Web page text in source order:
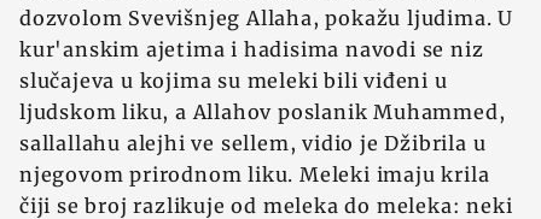
dozvolom Svevišnjeg Allaha, pokažu ljudima. U
kur'anskim ajetima i hadisima navodi se niz
slučajeva u kojima su meleki bili viđeni u
ljudskom liku, a Allahov poslanik Muhammed,
sallallahu alejhi ve sellem, vidio je Džibrila u
njegovom prirodnom liku. Meleki imaju krila
čiji se broj razlikuje od meleka do meleka: neki